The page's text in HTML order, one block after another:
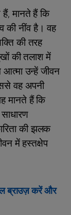
मानते हैं कि
की नींव है। वह
की तरह
की तलाश में
उन्हें जीवन
वह अपनी
मानते हैं कि
की झलक
में हस्तक्षेप
ब्राउज़ करें और